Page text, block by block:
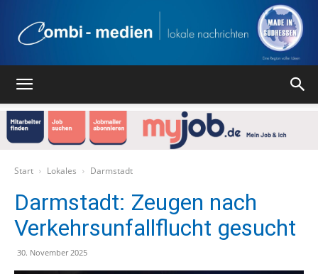
Verlag
Start Lokales Darmstadt
Darmstadt: Zeugen nach
Verkehrsunfallflucht gesucht
30. November 2025